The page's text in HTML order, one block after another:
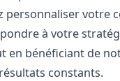
personnaliser votre
à votre
en bénéficiant de
constants.